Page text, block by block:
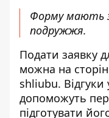
Форму мають
подружжя.
Подати заявку
можна на
shliubu. Відгуки
допоможуть
підготувати